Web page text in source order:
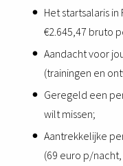
Het startsalaris
€2.645,47 bruto
Aandacht voor
(trainingen en
Geregeld een
wilt missen;
Aantrekkelijke
(69 euro p/